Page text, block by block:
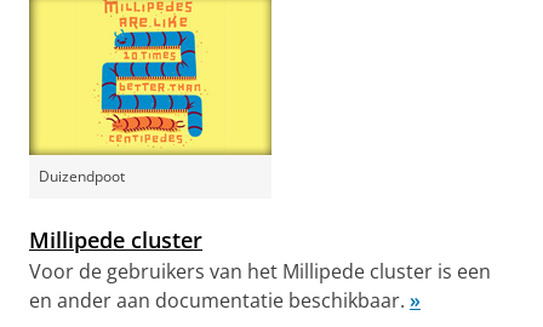
Duizendpoot
Millipede cluster
Voor de gebruikers van het Millipede cluster is een
en ander aan documentatie beschikbaar. »